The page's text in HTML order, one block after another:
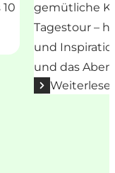
gemütliche
Tagestour –
und
und das